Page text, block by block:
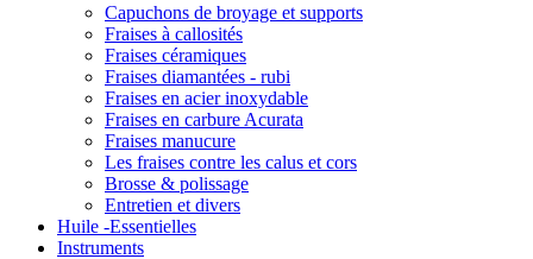
Capuchons de broyage et supports
Fraises à callosités
Fraises céramiques
Fraises diamantées - rubi
Fraises en acier inoxydable
Fraises en carbure Acurata
Fraises manucure
Les fraises contre les calus et cors
Brosse & polissage
Entretien et divers
Huile -Essentielles
Instruments